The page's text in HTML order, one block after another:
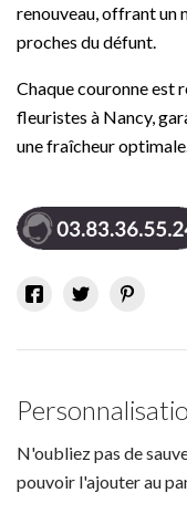
renouveau, offrant un
proches du défunt.
Chaque couronne est
fleuristes à Nancy,
une fraîcheur
N'oubliez pas de
pouvoir l'ajouter au